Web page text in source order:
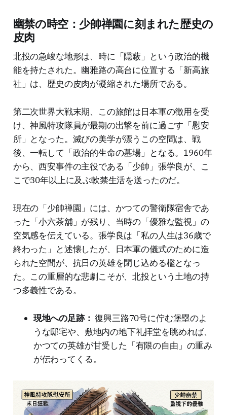
幽禁の時空：少帥禅園に刻まれた歴史の
皮肉
北投の急峻な地形は、時に「隠蔽」という政治的機
能を持たされた。幽雅路の高台に位置する「新高旅
社」は、歴史の皮肉が凝縮された場所である。
第二次世界大戦末期、この旅館は日本軍の徴用を受
け、神風特攻隊員が最期の出撃を前に過ごす「慰安
所」となった。滅びの美学が漂うこの空間は、戦
後、一転して「政治的生命の墓場」となる。1960年
から、西安事件の主役である「少帥」張学良が、こ
こで30年以上に及ぶ軟禁生活を送ったのだ。
現在の「少帥禅園」には、かつての警衛隊宿舎であ
った「小六茶舖」が残り、当時の「優雅な監視」の
空気感を伝えている。張学良は「私の人生は36歳で
終わった」と述懐したが、日本軍の儀式のために造
られた空間が、抗日の英雄を閉じ込める檻となっ
た。この重層的な悲劇こそが、北投という土地の持
つ多義性である。
現地への足跡： 復興三路70号に佇む堡塁のよ
うな邸宅や、敷地内の地下礼拝堂を眺めれば、
かつての英雄が甘受した「有限の自由」の重み
が伝わってくる。